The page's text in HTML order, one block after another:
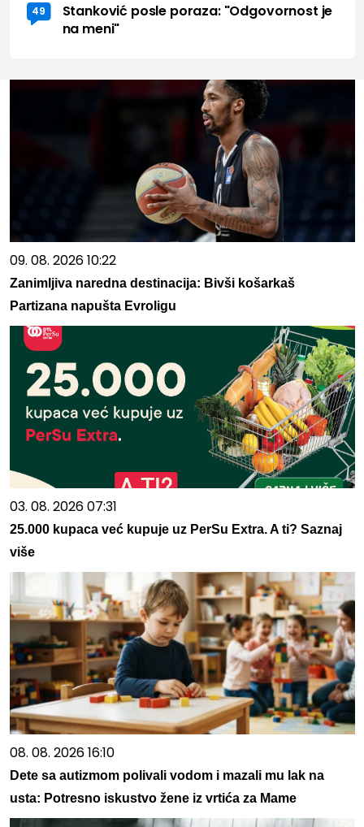
49
Stanković posle poraza: "Odgovornost je
na meni"
09. 08. 2026 10:22
Zanimljiva naredna destinacija: Bivši košarkaš
Partizana napušta Evroligu
03. 08. 2026 07:31
25.000 kupaca već kupuje uz PerSu Extra. A ti? Saznaj
više
08. 08. 2026 16:10
Dete sa autizmom polivali vodom i mazali mu lak na
usta: Potresno iskustvo žene iz vrtića za Mame